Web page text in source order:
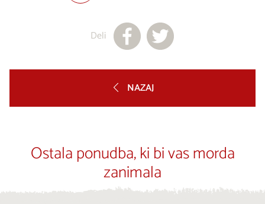
Deli
NAZAJ
Ostala ponudba, ki bi vas morda
zanimala